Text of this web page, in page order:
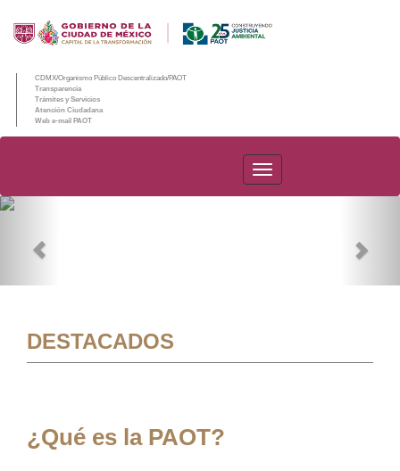
CDMX/Organismo Público Descentralizado/PAOT
Transparencia
Trámites y Servicios
Atención Ciudadana
Web e-mail PAOT
PAOT
DESTACADOS
¿Qué es la PAOT?